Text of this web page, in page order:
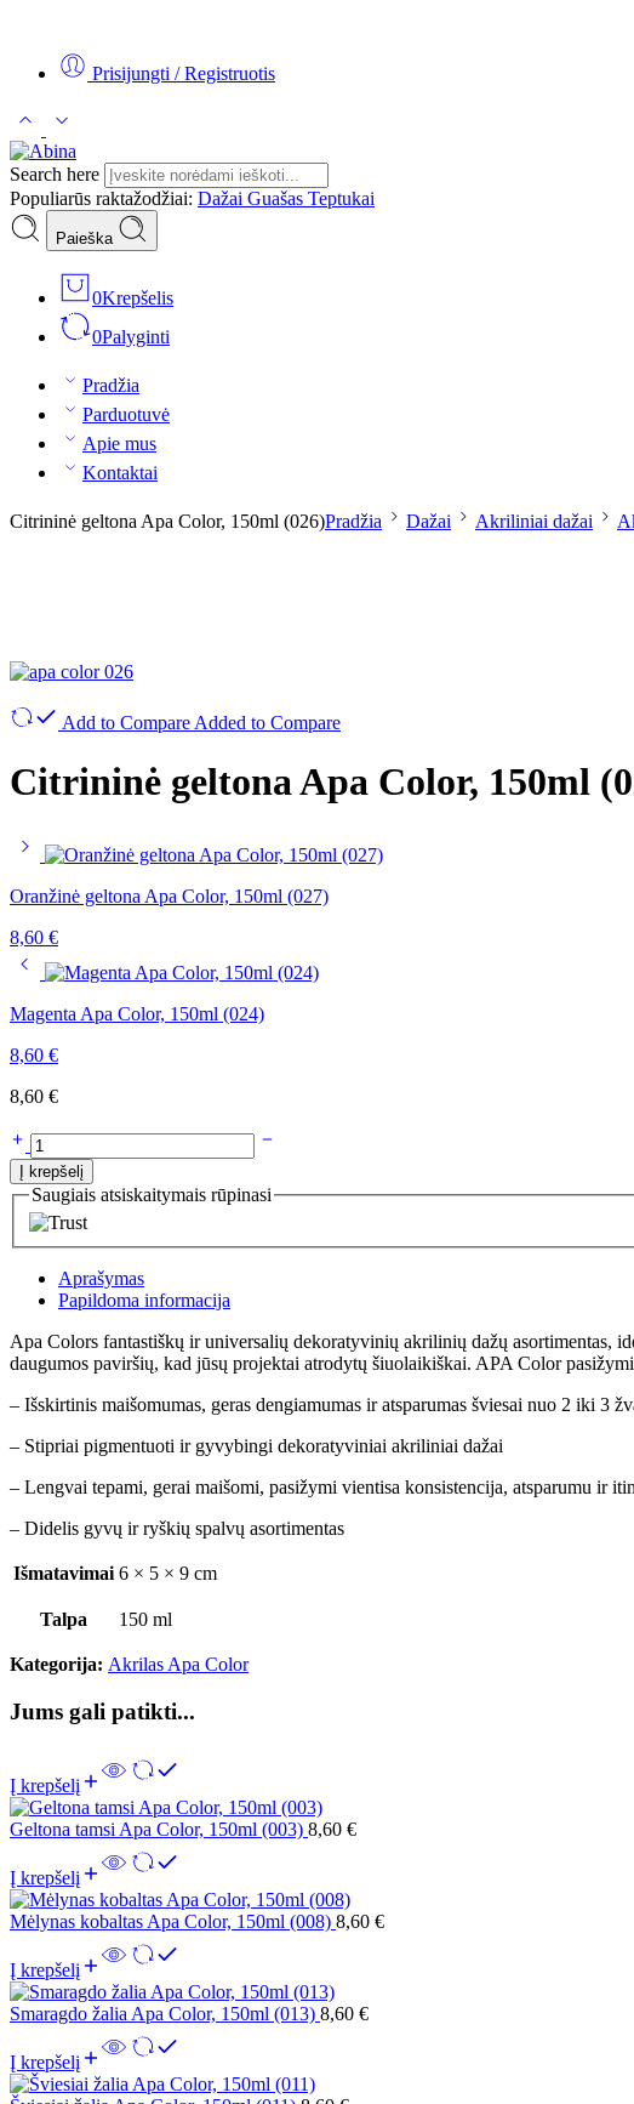
Prisijungti / Registruotis
Search here
Populiarūs raktažodžiai: Dažai Guašas Teptukai
Paieška
0Krepšelis
0Palyginti
Pradžia
Parduotuvė
Apie mus
Kontaktai
Citrininė geltona Apa Color, 150ml (026)Pradžia Dažai Akriliniai dažai
Add to Compare Added to Compare
Citrininė geltona Apa Color, 150ml
Oranžinė geltona Apa Color, 150ml (027)
8,60 €
Magenta Apa Color, 150ml (024)
8,60 €
8,60 €
Į krepšelį
Saugiais atsiskaitymais rūpinasi
Aprašymas
Papildoma informacija
Apa Colors fantastiškų ir universalių dekoratyvinių akrilinių dažų asortimentas,
daugumos paviršių, kad jūsų projektai atrodytų šiuolaikiškai. APA Color
– Išskirtinis maišomumas, geras dengiamumas ir atsparumas šviesai nuo 2 iki 3
– Stipriai pigmentuoti ir gyvybingi dekoratyviniai akriliniai dažai
– Lengvai tepami, gerai maišomi, pasižymi vientisa konsistencija, atsparumu ir
– Didelis gyvų ir ryškių spalvų asortimentas
Išmatavimai 6 × 5 × 9 cm
Talpa 150 ml
Kategorija: Akrilas Apa Color
Jums gali patikti...
Į krepšelį
Geltona tamsi Apa Color, 150ml (003) 8,60 €
Į krepšelį
Mėlynas kobaltas Apa Color, 150ml (008) 8,60 €
Į krepšelį
Smaragdo žalia Apa Color, 150ml (013) 8,60 €
Į krepšelį